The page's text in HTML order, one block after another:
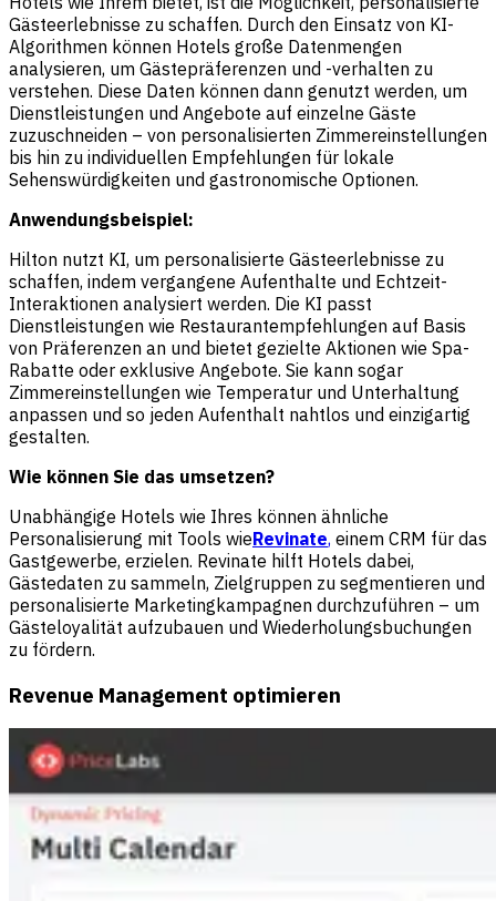
Gästeerlebnisse zu schaffen. Durch den Einsatz von KI-
Algorithmen können Hotels große Datenmengen
analysieren, um Gästepräferenzen und -verhalten zu
verstehen. Diese Daten können dann genutzt werden, um
Dienstleistungen und Angebote auf einzelne Gäste
zuzuschneiden – von personalisierten Zimmereinstellungen
bis hin zu individuellen Empfehlungen für lokale
Sehenswürdigkeiten und gastronomische Optionen.
Anwendungsbeispiel:
Hilton nutzt KI, um personalisierte Gästeerlebnisse zu
schaffen, indem vergangene Aufenthalte und Echtzeit-
Interaktionen analysiert werden. Die KI passt
Dienstleistungen wie Restaurantempfehlungen auf Basis
von Präferenzen an und bietet gezielte Aktionen wie Spa-
Rabatte oder exklusive Angebote. Sie kann sogar
Zimmereinstellungen wie Temperatur und Unterhaltung
anpassen und so jeden Aufenthalt nahtlos und einzigartig
gestalten.
Wie können Sie das umsetzen?
Unabhängige Hotels wie Ihres können ähnliche
Personalisierung mit Tools wieRevinate, einem CRM für das
Gastgewerbe, erzielen. Revinate hilft Hotels dabei,
Gästedaten zu sammeln, Zielgruppen zu segmentieren und
personalisierte Marketingkampagnen durchzuführen – um
Gästeloyalität aufzubauen und Wiederholungsbuchungen
zu fördern.
Revenue Management optimieren